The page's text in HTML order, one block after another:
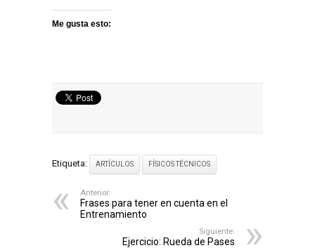
Me gusta esto:
Etiqueta: ARTÍCULOS FÍSICOS TÉCNICOS
Anterior:
Frases para tener en cuenta en el
Entrenamiento
Siguiente:
Ejercicio: Rueda de Pases